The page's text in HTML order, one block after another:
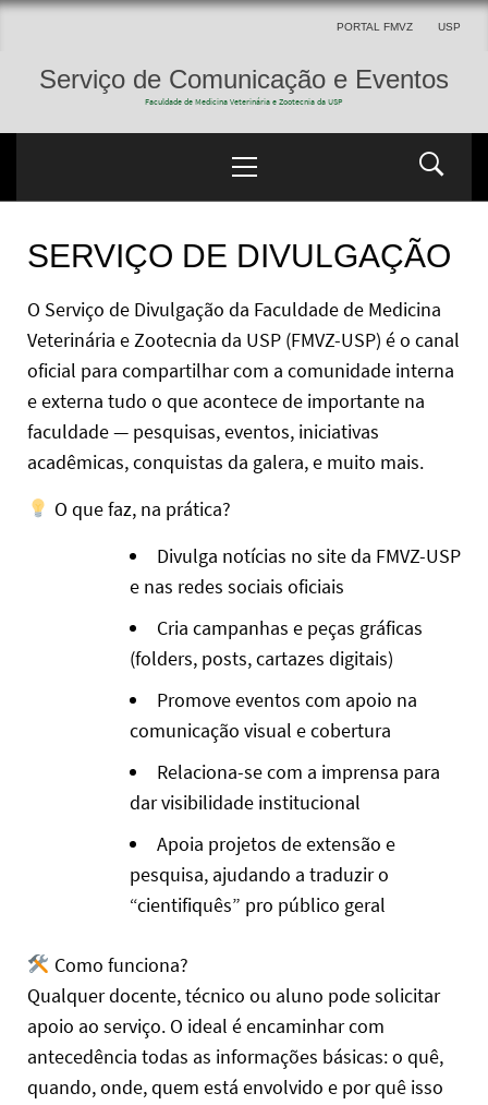
PORTAL FMVZ USP
Serviço de Comunicação e Eventos
Faculdade de Medicina Veterinária e Zootecnia da USP
SERVIÇO DE DIVULGAÇÃO
O Serviço de Divulgação da Faculdade de Medicina
Veterinária e Zootecnia da USP (FMVZ-USP) é o canal
oficial para compartilhar com a comunidade interna
e externa tudo o que acontece de importante na
faculdade — pesquisas, eventos, iniciativas
acadêmicas, conquistas da galera, e muito mais.
O que faz, na prática?
Divulga notícias no site da FMVZ-USP
e nas redes sociais oficiais
Cria campanhas e peças gráficas
(folders, posts, cartazes digitais)
Promove eventos com apoio na
comunicação visual e cobertura
Relaciona-se com a imprensa para
dar visibilidade institucional
Apoia projetos de extensão e
pesquisa, ajudando a traduzir o
“cientifiquês” pro público geral
Como funciona?
Qualquer docente, técnico ou aluno pode solicitar
apoio ao serviço. O ideal é encaminhar com
antecedência todas as informações básicas: o quê,
quando, onde, quem está envolvido e por quê isso